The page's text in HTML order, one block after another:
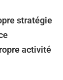
stratégie
activité